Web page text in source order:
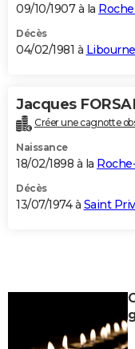
09/10/1907 à la
Décès
04/02/1981 à Libourne
Jacques
Créer une cagnotte
Naissance
18/02/1898 à la
Décès
13/07/1974 à Saint